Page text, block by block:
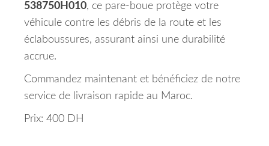
538750H010, ce pare-boue protège votre
véhicule contre les débris de la route et les
éclaboussures, assurant ainsi une durabilité
accrue.
Commandez maintenant et bénéficiez de notre
service de livraison rapide au Maroc.
Prix: 400 DH